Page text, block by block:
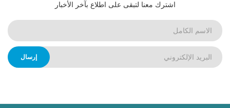
اشترك معنا لتبقى على اطلاع بآخر الأخبار
إرسال